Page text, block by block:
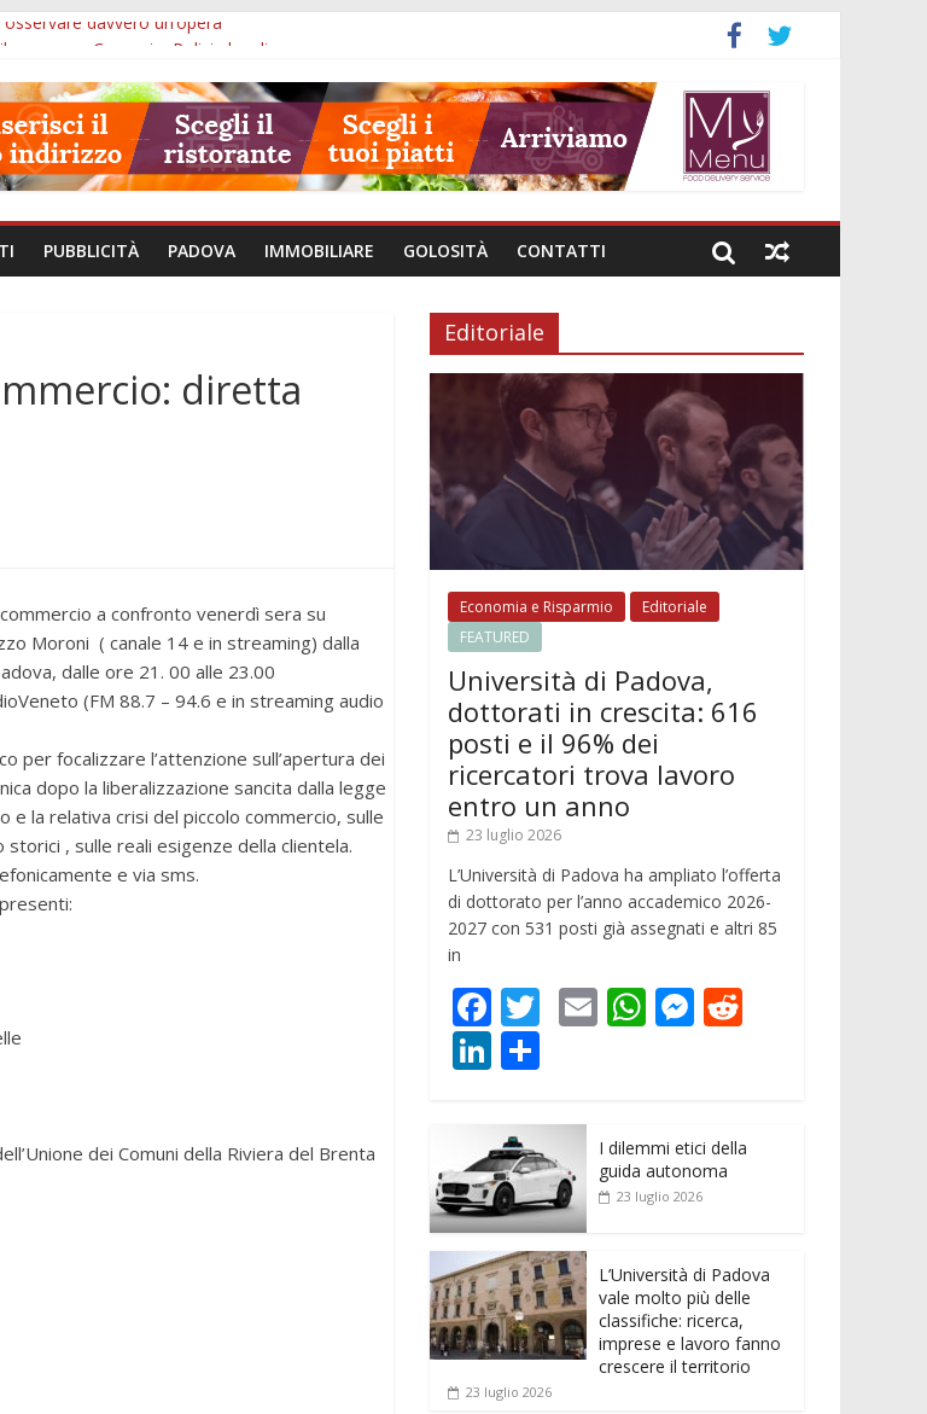
davvero un’opera
su strade, stazioni e treni
per l’abbonamento annuale
Busitalia e tregua dal caldo
PUBBLICITÀ PADOVA IMMOBILIARE GOLOSITÀ CONTATTI
diretta
a confronto venerdì sera su
Moroni ( canale 14 e in streaming) dalla
dalle ore 21. 00 alle 23.00
(FM 88.7 – 94.6 e in streaming audio
per focalizzare l’attenzione sull’apertura dei
dopo la liberalizzazione sancita dalla legge
la relativa crisi del piccolo commercio, sulle
, sulle reali esigenze della clientela.
e via sms.
Pd
Cgia Mestre
dei Comuni della Riviera del Brenta
Editoriale
Economia e Risparmio
Editoriale
FEATURED
Università di Padova,
dottorati in crescita: 616
posti e il 96% dei
ricercatori trova lavoro
entro un anno
23 luglio 2026
L’Università di Padova ha ampliato l’offerta
di dottorato per l’anno accademico 2026-
2027 con 531 posti già assegnati e altri 85
in
F
ac
e
b
o
o
k
T
er
E W
A
p
M
n
g
t
Li
k
e
dI
n
n
di
vi
di
I dilemmi etici della
guida autonoma
23 luglio 2026
L’Università di Padova
vale molto più delle
classifiche: ricerca,
imprese e lavoro fanno
crescere il territorio
23 luglio 2026